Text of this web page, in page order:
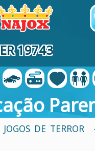
19743
JOGOS DE TERROR